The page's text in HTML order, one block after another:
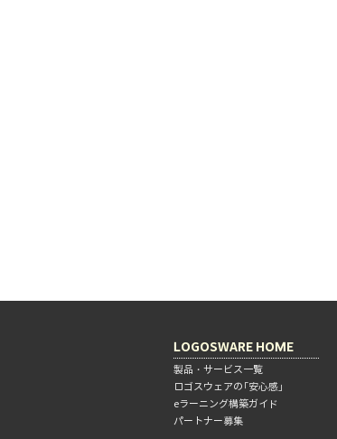
LOGOSWARE HOME
製品・サービス一覧
ロゴスウェアの「安心感」
eラーニング構築ガイド
パートナー募集